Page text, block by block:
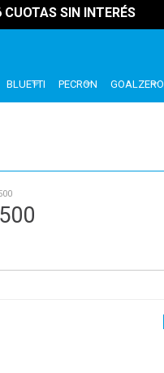
CUOTAS SIN INTERÉS
BLUETTI PECRON GOALZERO